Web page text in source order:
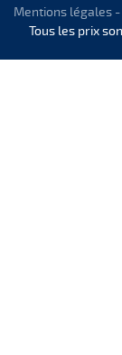
Mentions légales
Tous les prix